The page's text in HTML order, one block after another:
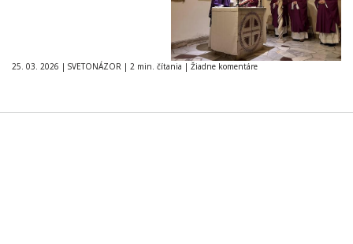
25. 03. 2026 | SVETONÁZOR | 2 min. čítania | Žiadne komentáre